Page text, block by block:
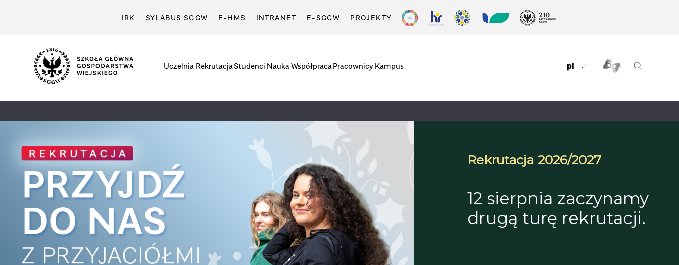
IRK SYLABUS SGGW E-HMS INTRANET E-SGGW PROJEKTY
Uczelnia Rekrutacja Studenci Nauka Współpraca Pracownicy Kampus pl
Rekrutacja 2026/2027
12 sierpnia zaczynamy
drugą turę rekrutacji.